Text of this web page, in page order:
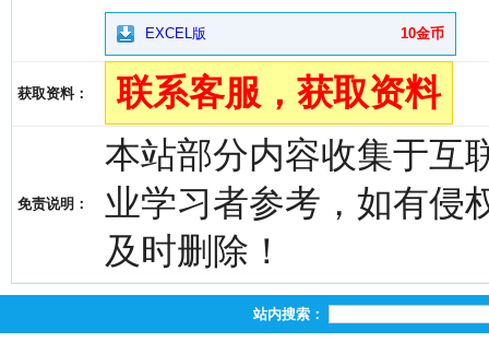
EXCEL版 10金币
获取资料： 联系客服，获取资料
免责说明：
本站部分内容收集于互
业学习者参考，如有侵
及时删除！
站内搜索：